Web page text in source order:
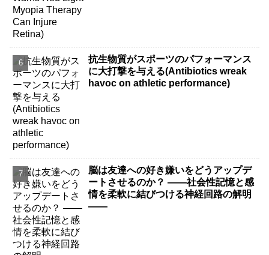
抗生物質がスポーツのパフォーマンス
に大打撃を与える(Antibiotics wreak
havoc on athletic performance)
脳は友達への好き嫌いをどうアップデ
ートさせるのか？ ――社会性記憶と感
情を柔軟に結びつける神経回路の解明
――